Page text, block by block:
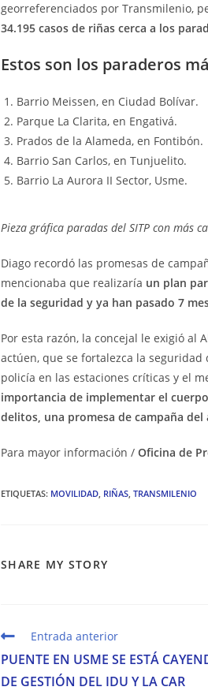
georreferenciados por Transmilenio,
34.195 casos de riñas cerca a los
Estos son los paraderos
Barrio Meissen, en Ciudad Bolívar.
Parque La Clarita, en Engativá.
Prados de la Alameda, en Fontibón.
Barrio San Carlos, en Tunjuelito.
Barrio La Aurora II Sector, Usme.
Pieza gráfica paradas del SITP con más
Diago recordó las promesas de
mencionaba que realizaría un plan
de la seguridad y ya han pasado 7
Por esta razón, la concejal le exigió al
actúen, que se fortalezca la
policía en las estaciones críticas y el
importancia de implementar el
delitos, una promesa de campaña
Para mayor información / Oficina de
ETIQUETAS: MOVILIDAD, RIÑAS, TRANSMILENIO
SHARE MY STORY
Leer
artículos
Entrada anterior
PUENTE EN USME SE ESTÁ
DE GESTIÓN DEL IDU Y LA CAR